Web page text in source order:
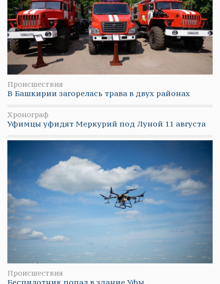
Происшествия
В Башкирии загорелась трава в двух районах
Хронограф
Уфимцы уфидят Меркурий под Луной 11 августа
Происшествия